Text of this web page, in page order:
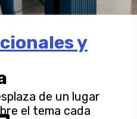
y
de un lugar
el tema cada